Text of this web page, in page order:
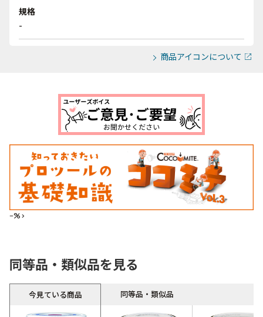
規格
-
商品アイコンについて
--%>
同等品・類似品を見る
今見ている商品 同等品・類似品